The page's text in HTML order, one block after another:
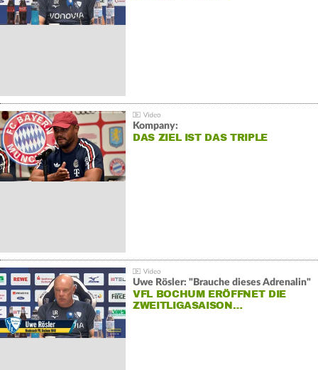
Kompany:
DAS ZIEL IST DAS TRIPLE
Uwe Rösler: "Brauche dieses Adrenalin"
VFL BOCHUM ERÖFFNET DIE
ZWEITLIGASAISON…